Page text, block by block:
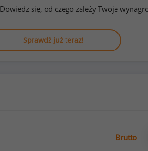
Dowiedz się, od czego zależy Twoje
Sprawdź już teraz!
Brutto